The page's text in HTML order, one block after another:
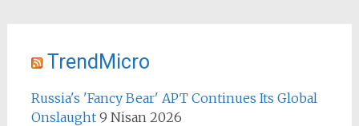
TrendMicro
Russia's 'Fancy Bear' APT Continues Its Global
Onslaught 9 Nisan 2026